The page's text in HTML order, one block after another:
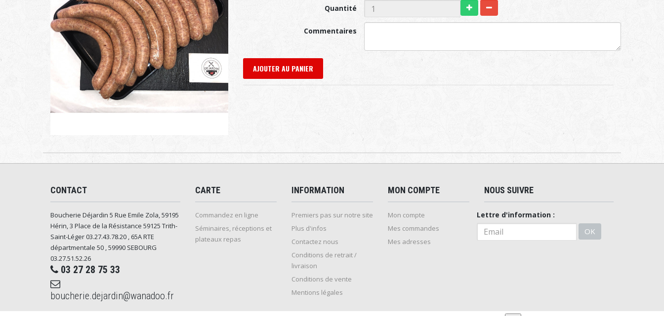
Quantité
Commentaires
AJOUTER AU PANIER
CONTACT
Boucherie Déjardin 5 Rue Emile Zola, 59195
Hérin, 3 Place de la Résistance 59125 Trith-
Saint-Léger 03.27.43.78.20 , 65A RTE
départmentale 50 , 59990 SEBOURG
03.27.51.52.26
03 27 28 75 33
boucherie.dejardin@wanadoo.fr
CARTE
Commandez en ligne
Séminaires, réceptions et
plateaux repas
INFORMATION
Premiers pas sur notre site
Plus d'infos
Contactez nous
Conditions de retrait /
livraison
Conditions de vente
Mentions légales
MON COMPTE
Mon compte
Mes commandes
Mes adresses
NOUS SUIVRE
Lettre d'information :
OK